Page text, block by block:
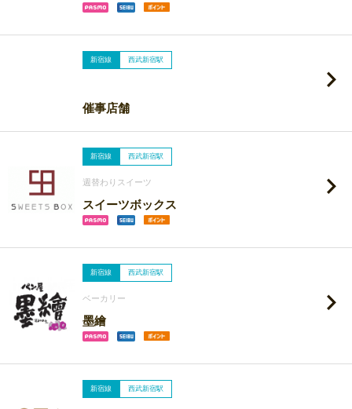
新宿線 西武新宿駅
催事店舗
新宿線 西武新宿駅
週替わりスイーツ
スイーツボックス
新宿線 西武新宿駅
ベーカリー
墨繪
新宿線 西武新宿駅